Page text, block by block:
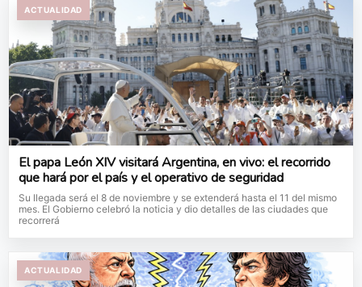
ACTUALIDAD
El papa León XIV visitará Argentina, en vivo: el recorrido
que hará por el país y el operativo de seguridad
Su llegada será el 8 de noviembre y se extenderá hasta el 11 del mismo
mes. El Gobierno celebró la noticia y dio detalles de las ciudades que
recorrerá
ACTUALIDAD